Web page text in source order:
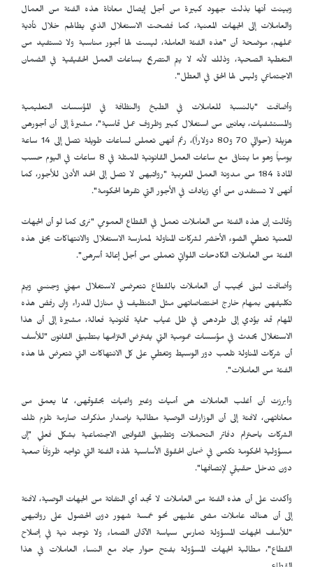
وبينت أنها بذلت جهود كبيرة من أجل إيصال معاناة هذه الفئة من العمال
والعاملات إلى الجهات المعنية، كما فضحت الاستغلال الذي يطالهم خلال تأدية
عملهم، موضحة أن "هذه الفئة العاملة، ليست لها أجور مناسبة ولا تستفيد من
التغطية الصحية، وذلك لأنه لا يتم التصريح بساعات العمل الحقيقية في الضمان
الاجتماعي وليس لها الحق في العطل".
وأضافت "بالنسبة للعاملات في الطبخ والنظافة في المؤسسات التعليمية
والمستشفيات، يعانين من استغلال كبير وظروف عمل قاسية"، مشيرةً إلى أن أجورهن
هزيلة (حوالي 70 و80 دولاراً)، رغم أنهن تعملن لساعات طويلة تصل إلى 14 ساعة
يومياً وهو ما يتنافى مع ساعات العمل القانونية الممثلة في 8 ساعات في اليوم حسب
المادة 184 من مدونة العمل المغربية "رواتبهن لا تصل إلى الحد الأدنى للأجور، كما
أنهن لا تستفدن من أي زيادات في الأجور التي تقرها الحكومة".
وقالت إن هذه الفئة من العاملات تعمل في القطاع العمومي "نرى كما لو أن الجهات
المعنية تعطي الضوء الأخضر لشركات المناولة لممارسة الاستغلال والانتهاكات بحق هذه
الفئة من العاملات الكادحات اللواتي تعملن من أجل إعالة أسرهن".
وأضافت لبنى نجيب أن العاملات بالقطاع تتعرضن لاستغلال مهني وجنسي ويتم
تكليفهن بمهام خارج اختصاصاتهن مثل التنظيف في منازل المدراء وإن رفض هذه
المهام قد يؤدي إلى طردهن في ظل غياب حماية قانونية فعالة، مشيرة إلى أن هذا
الاستغلال يحدث في مؤسسات عمومية التي يفترض التزامها بتطبيق القانون "للأسف
أن شركات المناولة تلعب دور الوسيط وتغطي على كل الانتهاكات التي تتعرض لها هذه
الفئة من العاملات".
وأبرزت أن أغلب العاملات هن أميات وغير واعيات بحقوقهن، مما يعمق من
معاناتهن، لافتة إلى أن الوزارات الوصية مطالبة بإصدار مذكرات صارمة تلزم تلك
الشركات باحترام دفاتر التحملات وتطبيق القوانين الاجتماعية بشكل فعلي "إن
مسؤولية الحكومة تكمن في ضمان الحقوق الأساسية لهذه الفئة التي تواجه ظروفاً صعبة
دون تدخل حقيقي لإنصافها".
وأكدت على أن هذه الفئة من العاملات لا تجد أي التفاتة من الجهات الوصية، لافتة
إلى أن هناك عاملات مضى عليهن نحو خمسة شهور دون الحصول على رواتبهن
"للأسف الجهات المسؤولة تمارس سياسة الآذان الصماء ولا توجد نية في إصلاح
القطاع"، مطالبة الجهات المسؤولة بفتح حوار جاد مع النساء العاملات في هذا